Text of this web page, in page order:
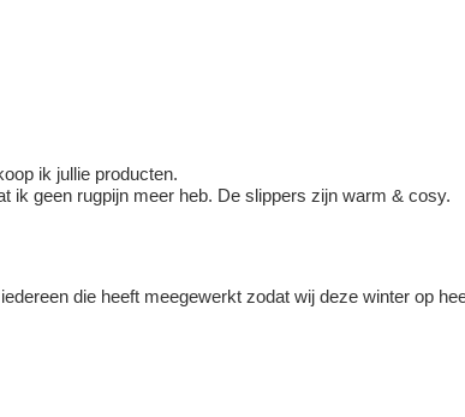
ik jullie producten.
ik geen rugpijn meer heb. De slippers zijn warm & cosy.
die heeft meegewerkt zodat wij deze winter op